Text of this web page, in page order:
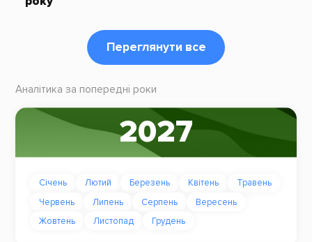
Переглянути все
Аналітика за попередні роки
2027
Січень Лютий Березень Квітень
Травень
Червень
Липень Серпень
Вересень
Жовтень
Листопад Грудень